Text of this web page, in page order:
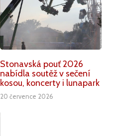
Stonavská pouť 2026
nabídla soutěž v sečení
kosou, koncerty i lunapark
20 července 2026